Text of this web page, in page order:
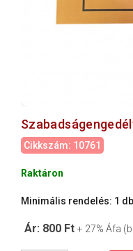
Cikkszám: 10761
Raktáron
Minimális rendelés: 1 db
Ár: 800 Ft + 27% Áfa